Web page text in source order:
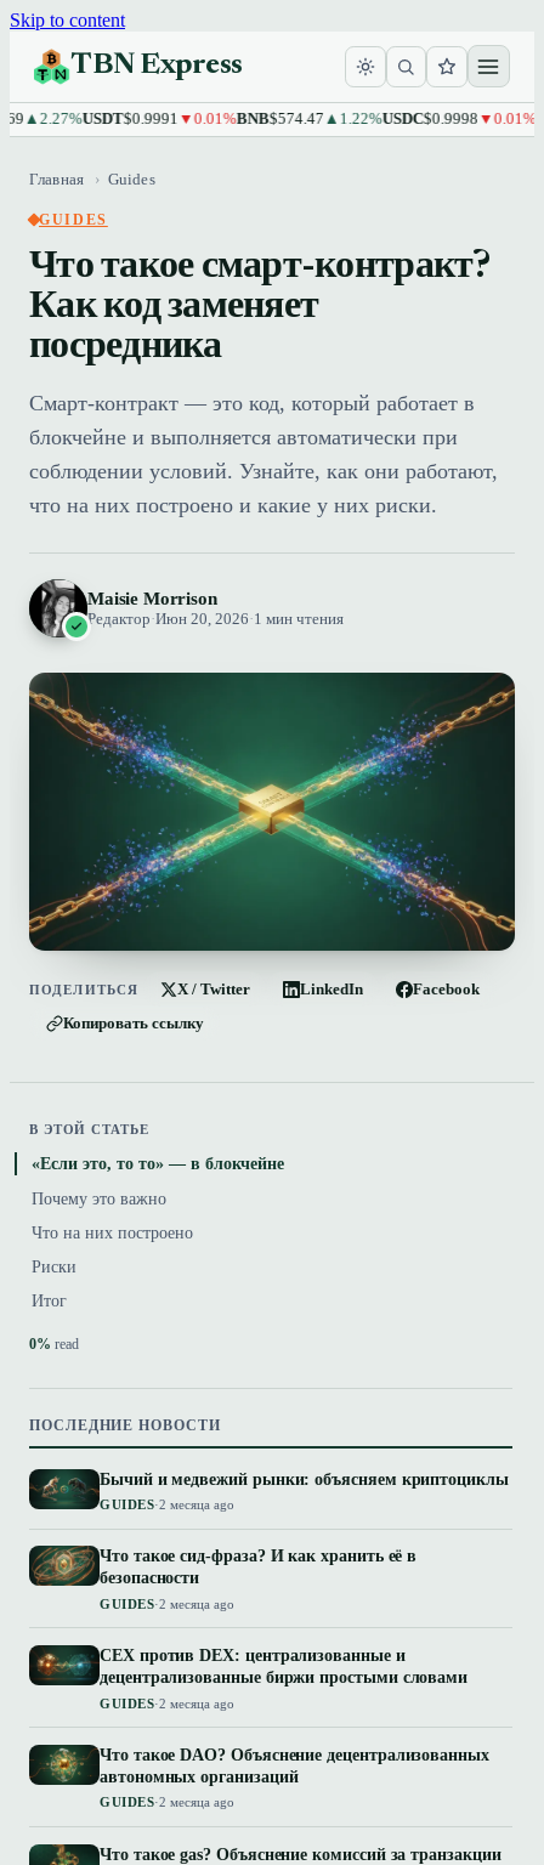
Skip to content
TBN Express
USDT$0.9991▼0.01%BNB$574.47▲1.22%USDC$0.9998▼0.01%XRP
Главная › Guides
GUIDES
Что такое смарт-контракт?
Как код заменяет
посредника
Смарт-контракт — это код, который работает в
блокчейне и выполняется автоматически при
соблюдении условий. Узнайте, как они работают,
что на них построено и какие у них риски.
Maisie Morrison
Редактор·Июн 20, 2026·1 мин чтения
ПОДЕЛИТЬСЯ X / Twitter LinkedIn Facebook
Копировать ссылку
В ЭТОЙ СТАТЬЕ
«Если это, то то» — в блокчейне
Почему это важно
Что на них построено
Риски
Итог
0% read
ПОСЛЕДНИЕ НОВОСТИ
Бычий и медвежий рынки: объясняем криптоциклы
GUIDES·2 месяца ago
Что такое сид-фраза? И как хранить её в
безопасности
GUIDES·2 месяца ago
CEX против DEX: централизованные и
децентрализованные биржи простыми словами
GUIDES·2 месяца ago
Что такое DAO? Объяснение децентрализованных
автономных организаций
GUIDES·2 месяца ago
Что такое gas? Объяснение комиссий за транзакции